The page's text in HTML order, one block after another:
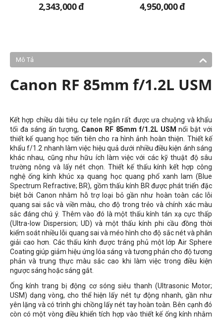
2,343,000đ 4,950,000đ
Mô Tả
Canon RF 85mm f/1.2L USM
Kết hợp chiều dài tiêu cự tele ngắn rất được ưa chuộng và khẩu
tối đa sáng ấn tượng, Canon RF 85mm f/1.2L USM nổi bật với
thiết kế quang học tiến tiên cho ra hình ảnh hoàn thiện. Thiết kế
khẩu f/1.2 nhanh làm việc hiệu quả dưới nhiều điều kiện ánh sáng
khác nhau, cũng như hữu ích làm việc với các kỹ thuật độ sâu
trường nông và lấy nét chọn. Thiết kế thấu kính kết hợp công
nghệ ống kính khúc xạ quang học quang phổ xanh lam (Blue
Spectrum Refractive; BR), gồm thấu kính BR được phát triển đặc
biệt bởi Canon nhằm hỗ trợ loại bỏ gần như hoàn toàn các lỗi
quang sai sắc và viền màu, cho độ trong trẻo và chính xác màu
sắc đáng chú ý. Thêm vào đó là một thấu kính tán xạ cực thấp
(Ultra-low Dispersion; UD) và một thấu kính phi cầu đồng thời
kiểm soát nhiều lỗi quang sai và méo hình cho độ sắc nét và phân
giải cao hơn. Các thấu kính được tráng phủ một lớp Air Sphere
Coating giúp giảm hiệu ứng lóa sáng và tương phản cho độ tương
phản và trung thực màu sắc cao khi làm việc trong điều kiện
ngược sáng hoặc sáng gắt.
Ống kính trang bị động cơ sóng siêu thanh (Ultrasonic Motor;
USM) dạng vòng, cho thể hiện lấy nét tự động nhanh, gần như
yên lặng và có trình ghi chồng lấy nét tay hoàn toàn. Bên cạnh đó
còn có một vòng điều khiển tích hợp vào thiết kế ống kính nhằm